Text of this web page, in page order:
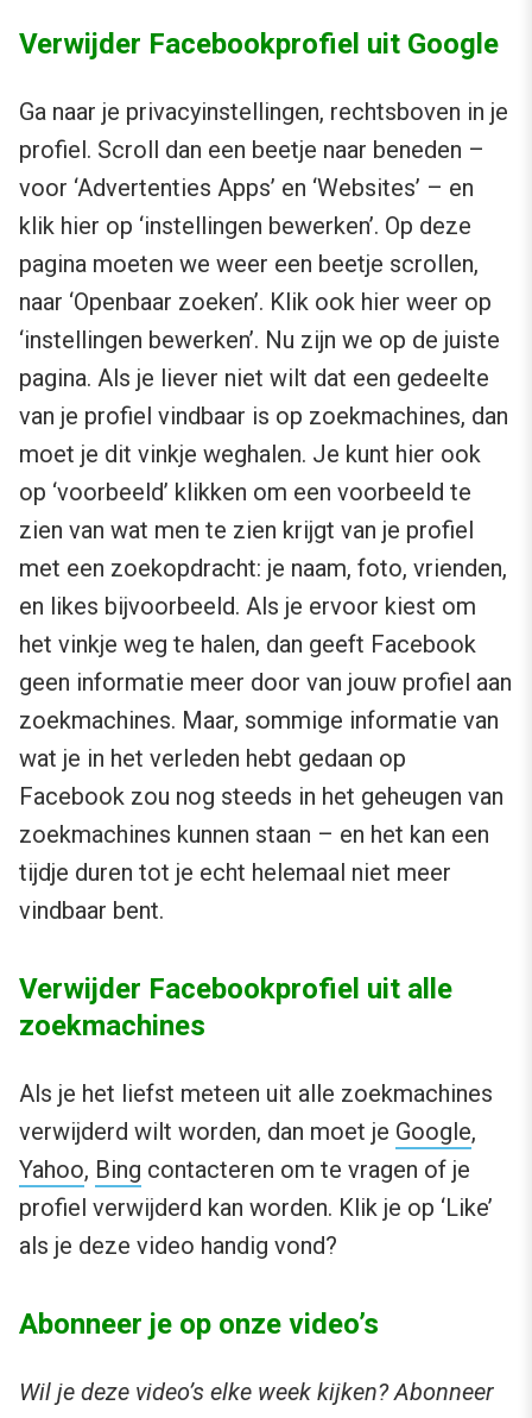
Verwijder Facebookprofiel uit Google
Ga naar je privacyinstellingen, rechtsboven in je
profiel. Scroll dan een beetje naar beneden –
voor ‘Advertenties Apps’ en ‘Websites’ – en
klik hier op ‘instellingen bewerken’. Op deze
pagina moeten we weer een beetje scrollen,
naar ‘Openbaar zoeken’. Klik ook hier weer op
‘instellingen bewerken’. Nu zijn we op de juiste
pagina. Als je liever niet wilt dat een gedeelte
van je profiel vindbaar is op zoekmachines, dan
moet je dit vinkje weghalen. Je kunt hier ook
op ‘voorbeeld’ klikken om een voorbeeld te
zien van wat men te zien krijgt van je profiel
met een zoekopdracht: je naam, foto, vrienden,
en likes bijvoorbeeld. Als je ervoor kiest om
het vinkje weg te halen, dan geeft Facebook
geen informatie meer door van jouw profiel aan
zoekmachines. Maar, sommige informatie van
wat je in het verleden hebt gedaan op
Facebook zou nog steeds in het geheugen van
zoekmachines kunnen staan – en het kan een
tijdje duren tot je echt helemaal niet meer
vindbaar bent.
Verwijder Facebookprofiel uit alle
zoekmachines
Als je het liefst meteen uit alle zoekmachines
verwijderd wilt worden, dan moet je Google,
Yahoo, Bing contacteren om te vragen of je
profiel verwijderd kan worden. Klik je op ‘Like’
als je deze video handig vond?
Abonneer je op onze video’s
Wil je deze video’s elke week kijken? Abonneer